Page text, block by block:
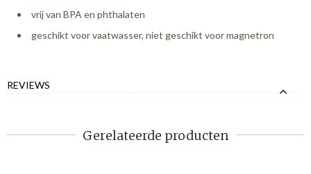
vrij van BPA en phthalaten
geschikt voor vaatwasser, niet geschikt voor magnetron
REVIEWS
Gerelateerde producten